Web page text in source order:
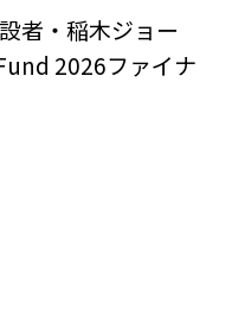
者・稲木ジョー
2026ファイナ